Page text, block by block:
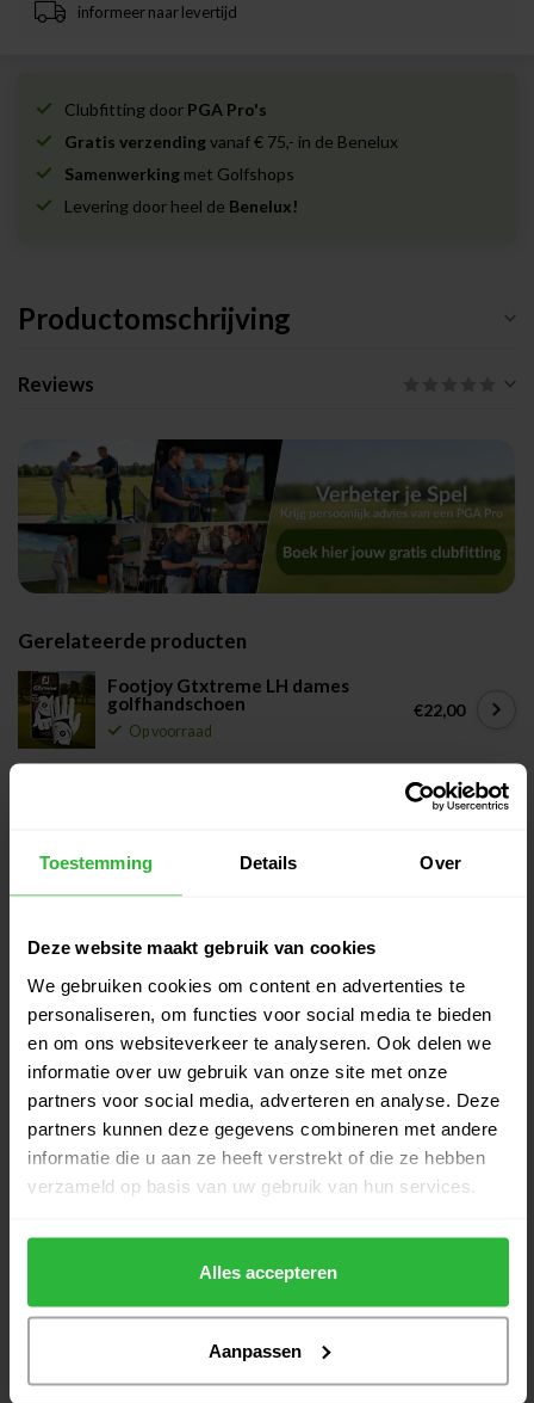
Toestemming Details Over
Deze website maakt gebruik van cookies
We gebruiken cookies om content en advertenties te
personaliseren, om functies voor social media te bieden
en om ons websiteverkeer te analyseren. Ook delen we
informatie over uw gebruik van onze site met onze
partners voor social media, adverteren en analyse. Deze
partners kunnen deze gegevens combineren met andere
informatie die u aan ze heeft verstrekt of die ze hebben
verzameld op basis van uw gebruik van hun services.
Alles accepteren
Aanpassen
informeer naar levertijd
Clubfitting door PGA Pro's
Gratis verzendingvanaf € 75,- in de Benelux
Samenwerking met Golfshops
Levering door heel de Benelux!
Productomschrijving
Reviews
Gerelateerde producten
Footjoy Gtxtreme LH dames
golfhandschoen
Op voorraad
€22,00
Op voorraad
Footjoy Raingrip LH dames
golfhandschoen
Op voorraad
€23,95
Footjoy Weathersof LH dames
golfhandschoen
Niet op voorraad
€16,00